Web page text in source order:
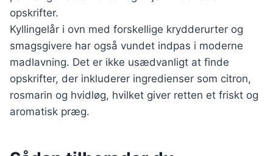
opskrifter.
Kyllingelår i ovn med forskellige krydderurter og
smagsgivere har også vundet indpas i moderne
madlavning. Det er ikke usædvanligt at finde
opskrifter, der inkluderer ingredienser som citron,
rosmarin og hvidløg, hvilket giver retten et friskt og
aromatisk præg.